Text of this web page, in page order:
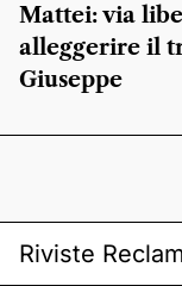
Mattei: via
alleggerire il
Giuseppe
Riviste Reclam